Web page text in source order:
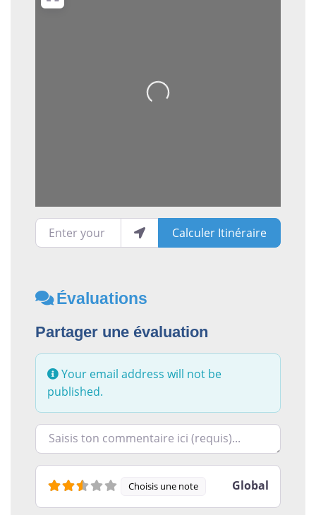
Loading...
Enter your location Calculer Itinéraire
Évaluations
Partager une évaluation
Your email address will not be
published.
Racontez-nous ce que vous avez le plus et le
Choisis une note Global